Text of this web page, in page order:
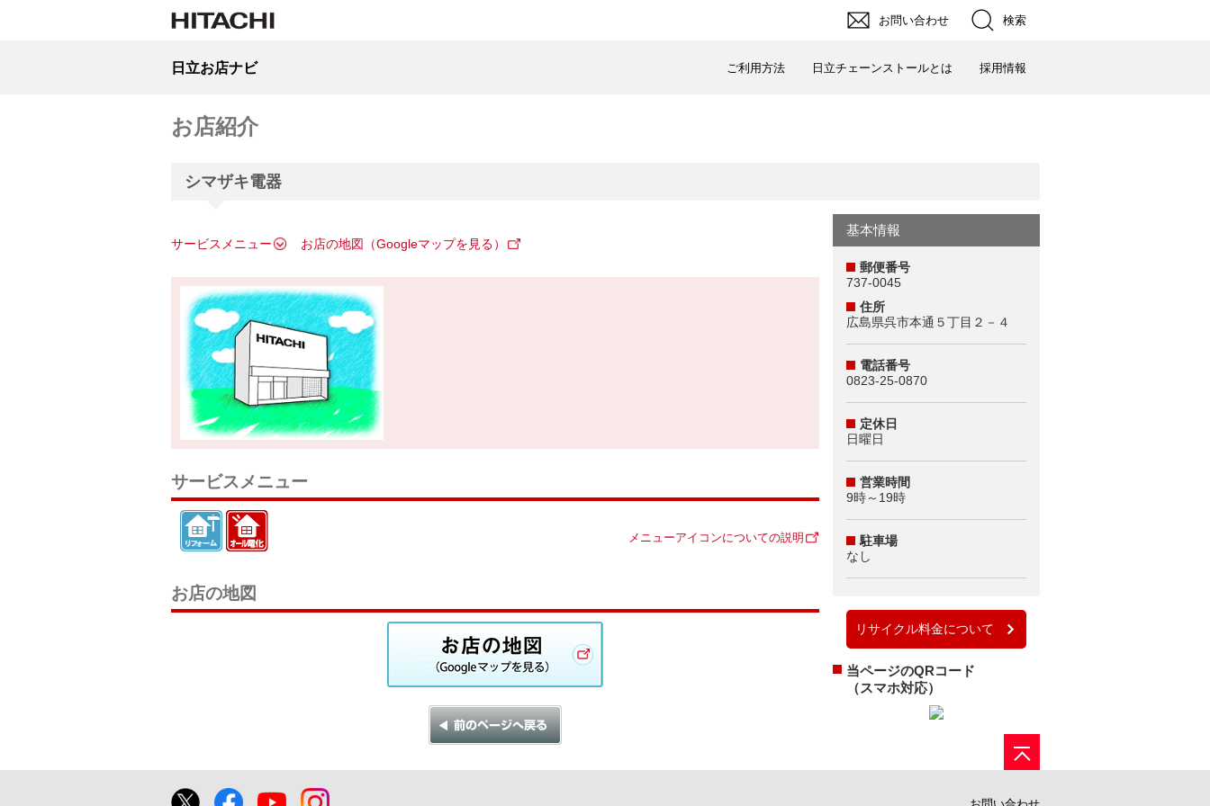
お問い合わせ 検索
日立お店ナビ ご利用方法 日立チェーンストールとは 採用情報
お店紹介
シマザキ電器
サービスメニュー お店の地図（Googleマップを見る）
サービスメニュー
メニューアイコンについての説明
お店の地図
基本情報
郵便番号
737-0045
住所
広島県呉市本通５丁目２－４
電話番号
0823-25-0870
定休日
日曜日
営業時間
9時～19時
駐車場
なし
リサイクル料金について
当ページのQRコード
（スマホ対応）